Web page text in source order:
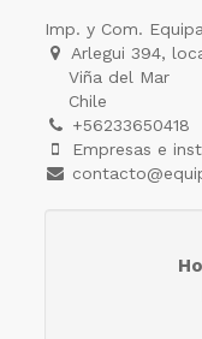
Imp. y Com.
Arlegui 394,
Viña del Mar
Chile
+56233650418
Empresas e